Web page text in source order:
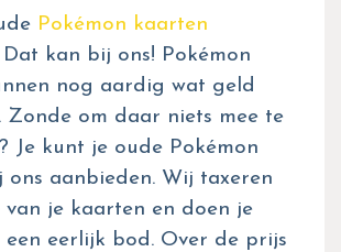
Pokémon kaarten
Dat kan bij ons! Pokémon
nog aardig wat geld
Zonde om daar niets mee te
Je kunt je oude Pokémon
ons aanbieden. Wij taxeren
van je kaarten en doen je
een eerlijk bod. Over de prijs